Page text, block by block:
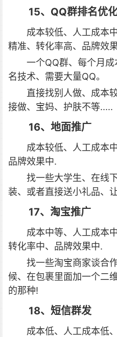
15、QQ群排名优
成本较低、人工成本
精准、转化率高、品牌效果
一个QQ群、每个月
名技术、需要大量QQ。
直接找别人做、成本
接做、宝妈、护肤不等.....
16、地面推广
成本较低、人工成本
品牌效果中.
找一些大学生、在线
装、或者直接送小礼品、
17、淘宝推广
成本中等、人工成本
转化率中、品牌效果中.
找一些淘宝商家谈合
候、在包裹里面加一个二
的那种!
18、短信群发
成本低、人工成本低